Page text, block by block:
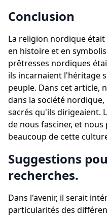
Conclusion
La religion nordique
en histoire et en
prêtresses nordiques
ils incarnaient l'héritage
peuple. Dans cet article,
dans la société
sacrés qu'ils dirigeaient.
de nous fasciner, et
beaucoup de cette
Suggestions
recherches.
Dans l'avenir, il serait
particularités des